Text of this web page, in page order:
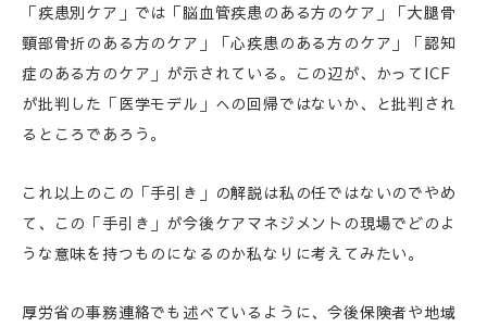
「疾患別ケア」では「脳血管疾患のある方のケア」「大腿骨
頸部骨折のある方のケア」「心疾患のある方のケア」「認知
症のある方のケア」が示されている。この辺が、かってICF
が批判した「医学モデル」への回帰ではないか、と批判され
るところであろう。
これ以上のこの「手引き」の解説は私の任ではないのでやめ
て、この「手引き」が今後ケアマネジメントの現場でどのよ
うな意味を持つものになるのか私なりに考えてみたい。
厚労省の事務連絡でも述べているように、今後保険者や地域